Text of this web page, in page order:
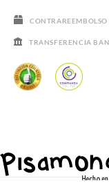
CONTRAREEMBOLSO
TRANSFERENCIA